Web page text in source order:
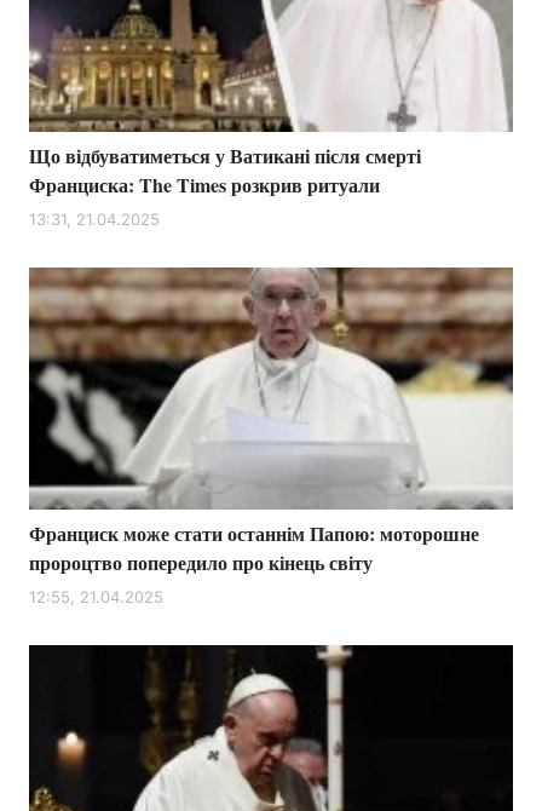
Що відбуватиметься у Ватикані після смерті
Франциска: The Times розкрив ритуали
13:31, 21.04.2025
Франциск може стати останнім Папою: моторошне
пророцтво попередило про кінець світу
12:55, 21.04.2025